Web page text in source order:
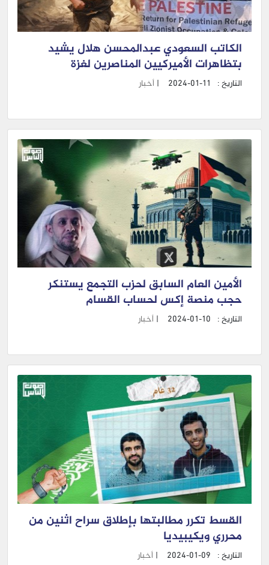
الكاتب السعودي عبدالمحسن هلال يشيد
بتظاهرات الأميركيين المناصرين لغزة
التاريخ : 2024-01-11
| أخبار
الأمين العام السابق لحزب التجمع يستنكر
حجب منصة إكس لحساب القسام
التاريخ : 2024-01-10
| أخبار
القسط تكرر مطالبتها بإطلاق سراح اثنين من
محرري ويكيبيديا
التاريخ : 2024-01-09
| أخبار